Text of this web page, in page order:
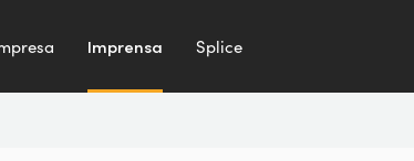
Imprensa Splice